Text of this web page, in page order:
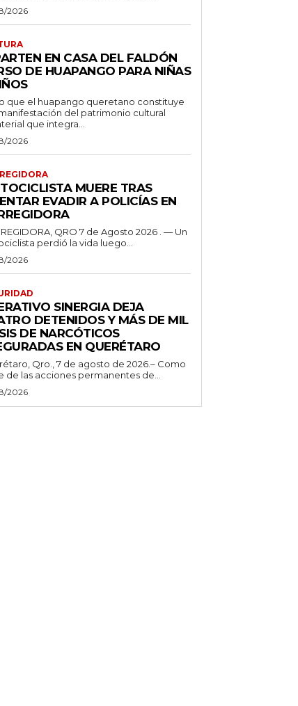
2026
EN CASA DEL FALDÓN
DE HUAPANGO PARA NIÑAS
que el huapango queretano constituye
del patrimonio cultural
que integra...
2026
MUERE TRAS
EVADIR A POLICÍAS EN
QRO 7 de Agosto 2026 . — Un
perdió la vida luego...
2026
SINERGIA DEJA
DETENIDOS Y MÁS DE MIL
DE NARCÓTICOS
EN QUERÉTARO
Qro., 7 de agosto de 2026.– Como
de las acciones permanentes de...
2026